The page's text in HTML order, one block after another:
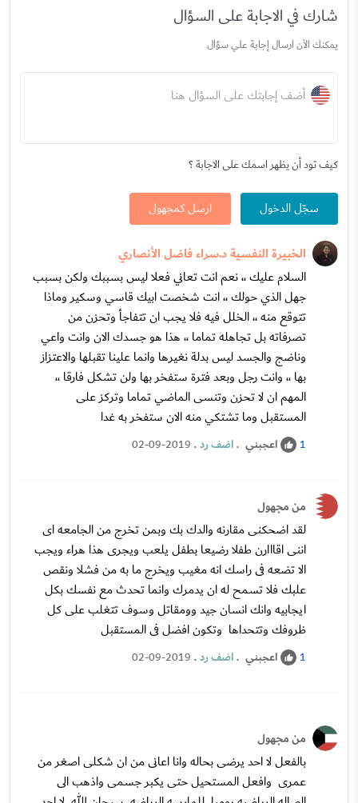
شارك في الاجابة على السؤال
يمكنك الآن ارسال إجابة علي سؤال
أضف إجابتك على السؤال هنا
كيف تود أن يظهر اسمك على الاجابة ؟
سجّل الدخول ارسل كمجهول
الخبيرة النفسية د.سراء فاضل الأنصاري
السلام عليك ،، نعم انت تعاني فعلا ليس بسببك ولكن بسبب
جهل الذي حولك ،، انت شخصت ابيك قاسي وسكير وماذا
تتوقع منه ،، الخلل فيه فلا يجب ان تتفاجأ وتحزن من
تصرفاته بل تجاهله تماما ،، هذا هو جسدك الان وانت واعي
وناضج والجسد ليس بدلة نغيرها وانما علينا تقبلها والاعتزاز
بها ،، وانت رجل وبعد فترة ستفخر بها ولن تشكل فارقا ،،
المهم ان لا تحزن وتنسى الماضي تماما وتركز على
المستقبل وما تشتكي منه الان ستفخر به غدا
1 اعجبني .اضف رد.
02-09-2019
من مجهول
لقد اضحكنى مقارنه والدك بك وبمن تخرج من الجامعه اى
اننى اقااارن طفلا رضيعا بطفل يلعب ويجرى هذا هراء ويجب
الا تضعه فى راسك انه مغيب ويخرج ما به من فشلا ونقص
علبك فلا تسمح له ان يدمرك وانما تحدث مع نفسك بكل
ايجابيه وانك انسان جيد وومقاتل وسوف تتغلب على كل
ظروفك وتتحداها وتكون افضل فى المستقبل
1 اعجبني .اضف رد.
02-09-2019
من مجهول
بالفعل لا احد يرضى بحاله وانا اعانى من ان شكلى اصغر من
عمرى وافعل المستحيل حتى يكبر جسمى واذهب الى